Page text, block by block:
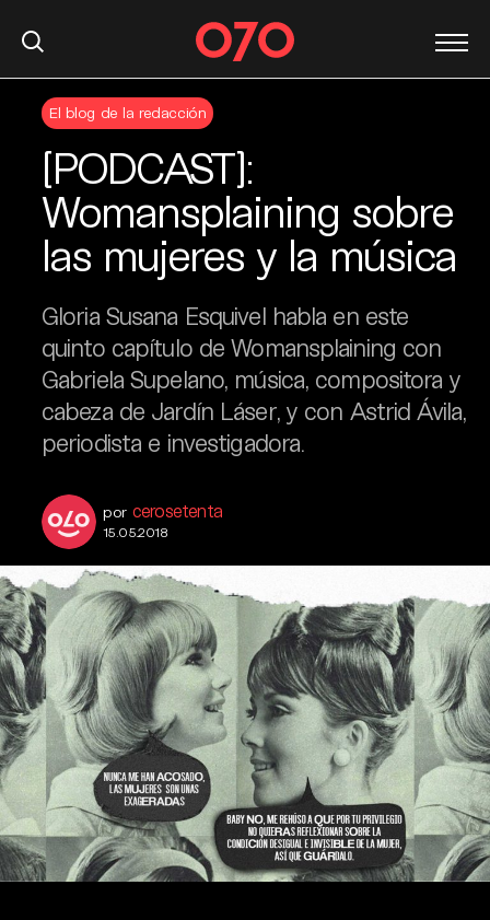
El blog de la redacción
[PODCAST]:
Womansplaining sobre
las mujeres y la música
Gloria Susana Esquivel habla en este
quinto capítulo de Womansplaining con
Gabriela Supelano, música, compositora y
cabeza de Jardín Láser, y con Astrid Ávila,
periodista e investigadora.
por cerosetenta
15.05.2018